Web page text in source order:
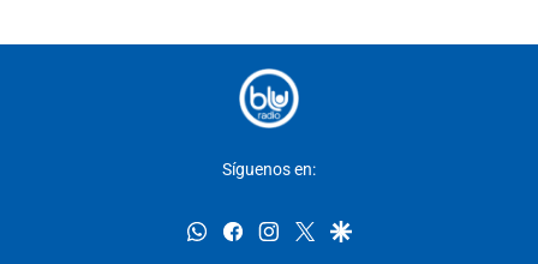
Síguenos en:
whatsappfacebookinstagram
twittergoogle